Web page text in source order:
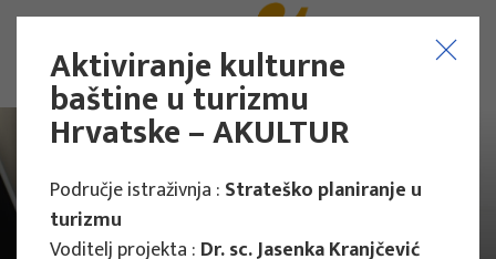
Aktiviranje kulturne
baštine u turizmu
Hrvatske – AKULTUR
Područje istraživnja : Strateško planiranje u
turizmu
Voditelj projekta : Dr. sc. Jasenka Kranjčević